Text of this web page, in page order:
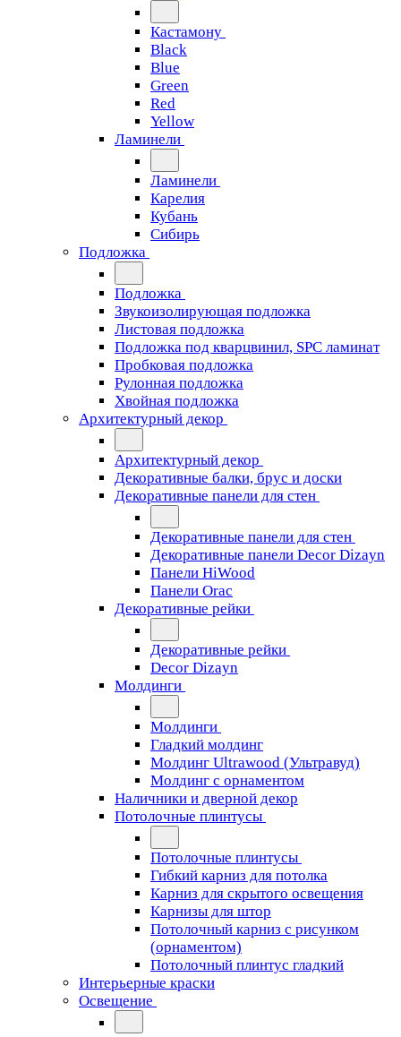
Кастамону
Black
Blue
Green
Red
Yellow
Ламинели
Ламинели
Карелия
Кубань
Сибирь
Подложка
Подложка
Звукоизолирующая подложка
Листовая подложка
Подложка под кварцвинил, SPC ламинат
Пробковая подложка
Рулонная подложка
Хвойная подложка
Архитектурный декор
Архитектурный декор
Декоративные балки, брус и доски
Декоративные панели для стен
Декоративные панели для стен
Декоративные панели Decor Dizayn
Панели HiWood
Панели Orac
Декоративные рейки
Декоративные рейки
Decor Dizayn
Молдинги
Молдинги
Гладкий молдинг
Молдинг Ultrawood (Ультравуд)
Молдинг с орнаментом
Наличники и дверной декор
Потолочные плинтусы
Потолочные плинтусы
Гибкий карниз для потолка
Карниз для скрытого освещения
Карнизы для штор
Потолочный карниз с рисунком
(орнаментом)
Потолочный плинтус гладкий
Интерьерные краски
Освещение